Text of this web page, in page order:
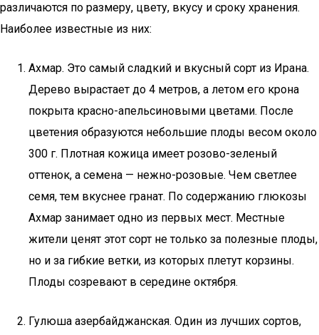
различаются по размеру, цвету, вкусу и сроку хранения.
Наиболее известные из них:
Ахмар. Это самый сладкий и вкусный сорт из Ирана.
Дерево вырастает до 4 метров, а летом его крона
покрыта красно-апельсиновыми цветами. После
цветения образуются небольшие плоды весом около
300 г. Плотная кожица имеет розово-зеленый
оттенок, а семена — нежно-розовые. Чем светлее
семя, тем вкуснее гранат. По содержанию глюкозы
Ахмар занимает одно из первых мест. Местные
жители ценят этот сорт не только за полезные плоды,
но и за гибкие ветки, из которых плетут корзины.
Плоды созревают в середине октября.
Гулюша азербайджанская. Один из лучших сортов,